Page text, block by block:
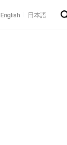
English 日本語